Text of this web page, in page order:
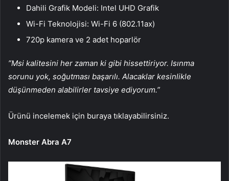
Dahili Grafik Modeli: Intel UHD Grafik
Wi-Fi Teknolojisi: Wi-Fi 6 (802.11ax)
720p kamera ve 2 adet hoparlör
”Msi kalitesini her zaman ki gibi hissettiriyor. Isınma
sorunu yok, soğutması başarılı. Alacaklar kesinlikle
düşünmeden alabilirler tavsiye ediyorum.”
Ürünü incelemek için buraya tıklayabilirsiniz.
Monster Abra A7